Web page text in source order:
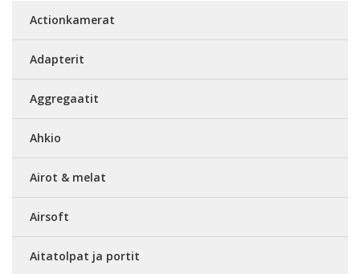
Actionkamerat
Adapterit
Aggregaatit
Ahkio
Airot & melat
Airsoft
Aitatolpat ja portit